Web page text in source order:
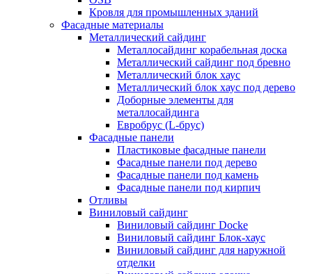
Кровля для промышленных зданий
Фасадные материалы
Металлический сайдинг
Металлосайдинг корабельная доска
Металлический сайдинг под бревно
Металлический блок хаус
Металлический блок хаус под дерево
Доборные элементы для
металлосайдинга
Евробрус (L-брус)
Фасадные панели
Пластиковые фасадные панели
Фасадные панели под дерево
Фасадные панели под камень
Фасадные панели под кирпич
Отливы
Виниловый сайдинг
Виниловый сайдинг Docke
Виниловый сайдинг Блок-хаус
Виниловый сайдинг для наружной
отделки